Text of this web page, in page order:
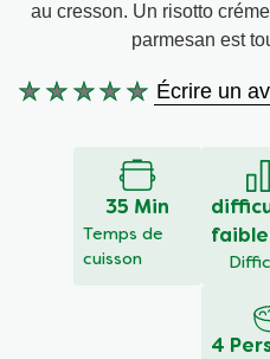
Occasions
Snackpots
au cresson. Un risotto
parmesan est
Aucune
Écrire un
35 Min
Temps de
cuisson
faible
4